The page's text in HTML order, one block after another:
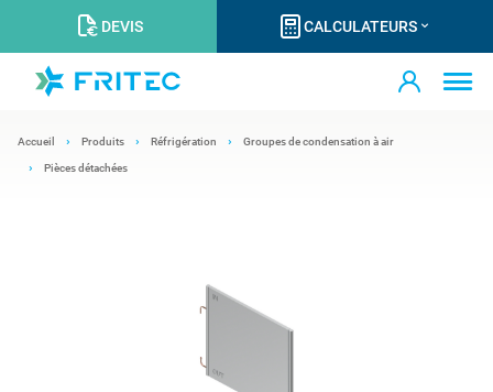
DEVIS CALCULATEURS
Accueil Produits Réfrigération Groupes de condensation à air
Pièces détachées